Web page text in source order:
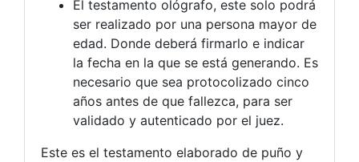
El testamento ológrafo, este solo podrá
ser realizado por una persona mayor de
edad. Donde deberá firmarlo e indicar
la fecha en la que se está generando. Es
necesario que sea protocolizado cinco
años antes de que fallezca, para ser
validado y autenticado por el juez.
Este es el testamento elaborado de puño y